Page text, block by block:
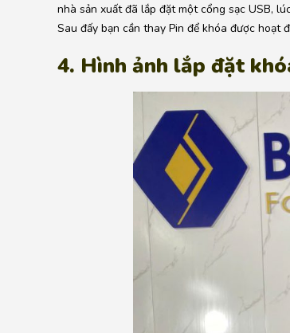
nhà sản xuất đã lắp đặt một cổng sạc USB,
Sau đấy bạn cần thay Pin để khóa được hoạt
4. Hình ảnh lắp đặt